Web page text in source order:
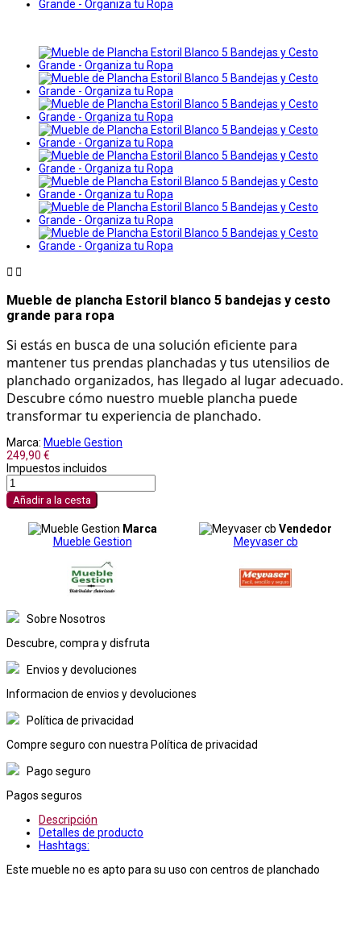
 
Mueble de plancha Estoril blanco 5 bandejas y cesto
grande para ropa
Si estás en busca de una solución eficiente para
mantener tus prendas planchadas y tus utensilios de
planchado organizados, has llegado al lugar adecuado.
Descubre cómo nuestro mueble plancha puede
transformar tu experiencia de planchado.
Marca: Mueble Gestion
249,90 €
Impuestos incluidos
Añadir a la cesta
Marca
Mueble Gestion
Vendedor
Meyvaser cb
Sobre Nosotros
Descubre, compra y disfruta
Envios y devoluciones
Informacion de envios y devoluciones
Política de privacidad
Compre seguro con nuestra Política de privacidad
Pago seguro
Pagos seguros
Descripción
Detalles de producto
Hashtags:
Este mueble no es apto para su uso con centros de planchado